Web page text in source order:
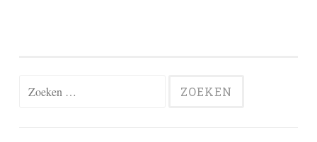
Zoeken